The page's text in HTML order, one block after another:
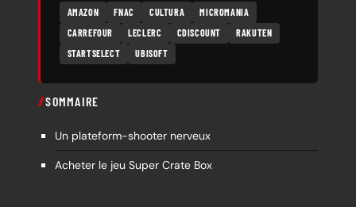
AMAZON FNAC CULTURA
MICROMANIA
CARREFOUR
LECLERC CDISCOUNT
RAKUTEN
STARTSELECT
UBISOFT
SOMMAIRE
Un plateform-shooter nerveux
Acheter le jeu Super Crate Box